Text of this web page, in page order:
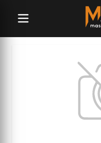
Échelle et échafaudage